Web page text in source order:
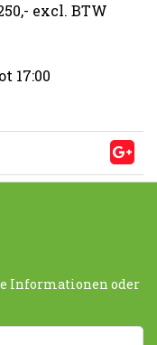
excl. BTW
17:00
Informationen oder